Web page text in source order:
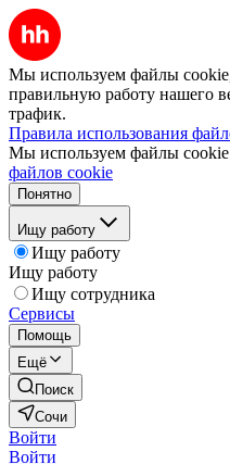
Мы используем файлы
правильную работу нашего
трафик.
Правила использования
Мы используем файлы
файлов cookie
Понятно
Ищу работу
Ищу работу
Ищу работу
Ищу сотрудника
Сервисы
Помощь
Ещё
Поиск
Сочи
Войти
Войти